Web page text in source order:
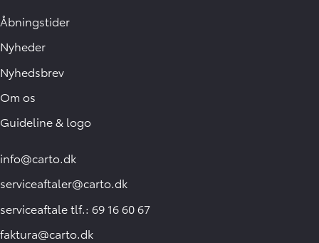
Åbningstider
Nyheder
Nyhedsbrev
Om os
Guideline & logo
info@carto.dk
serviceaftaler@carto.dk
serviceaftale tlf.: 69 16 60 67
faktura@carto.dk